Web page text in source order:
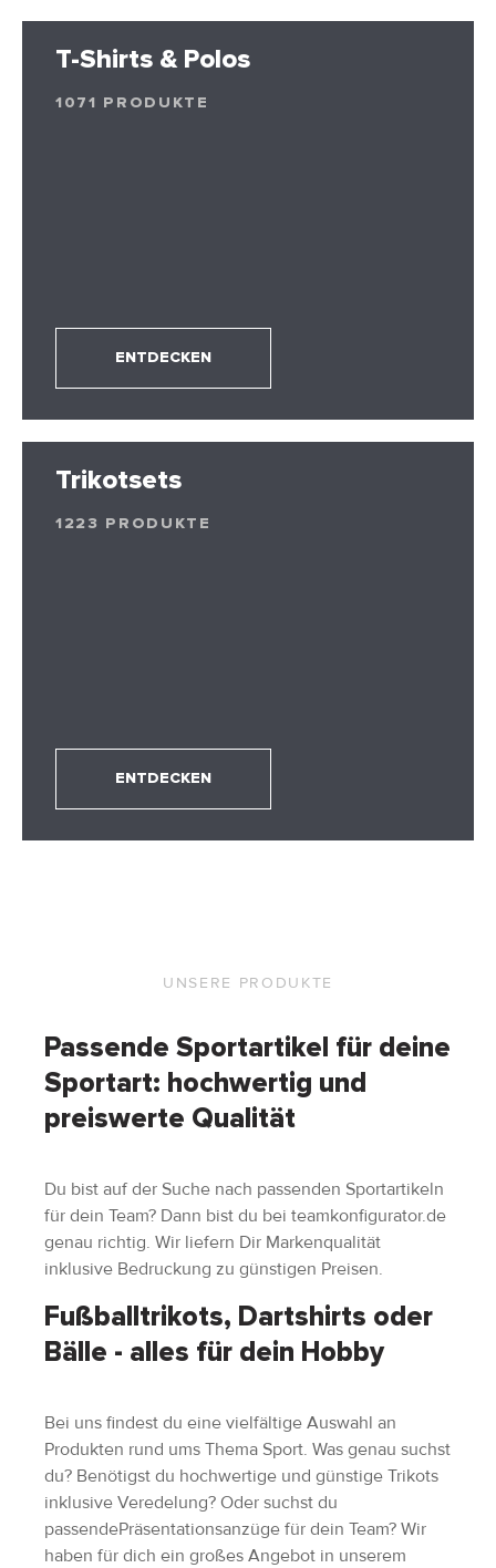
T-Shirts & Polos
1071 PRODUKTE
ENTDECKEN
Trikotsets
1223 PRODUKTE
ENTDECKEN
UNSERE PRODUKTE
Passende Sportartikel für deine
Sportart: hochwertig und
preiswerte Qualität
Du bist auf der Suche nach passenden Sportartikeln
für dein Team? Dann bist du bei teamkonfigurator.de
genau richtig. Wir liefern Dir Markenqualität
inklusive Bedruckung zu günstigen Preisen.
Fußballtrikots, Dartshirts oder
Bälle - alles für dein Hobby
Bei uns findest du eine vielfältige Auswahl an
Produkten rund ums Thema Sport. Was genau suchst
du? Benötigst du hochwertige und günstige Trikots
inklusive Veredelung? Oder suchst du
passendePräsentationsanzüge für dein Team? Wir
haben für dich ein großes Angebot in unserem